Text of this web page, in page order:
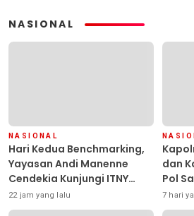
NASIONAL
NASIONAL
Hari Kedua Benchmarking,
Yayasan Andi Manenne
Cendekia Kunjungi ITNY
Yogyakarta
22 jam yang lalu
dan
Pol
7 hari